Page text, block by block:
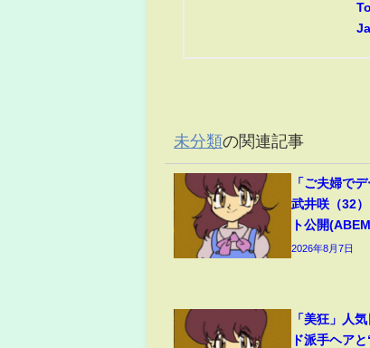
未分類の関連記事
「ご夫婦で
武井咲（32
ト公開
2026年8月7日
「美狂」人
ド派手ヘア